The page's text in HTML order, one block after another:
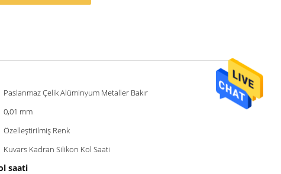
Paslanmaz Çelik Alüminyum Metaller Bakır
0,01 mm
Özelleştirilmiş Renk
Kuvars Kadran Silikon Kol Saati
saati